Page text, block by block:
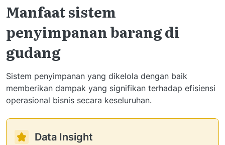
Manfaat sistem
penyimpanan barang di
gudang
Sistem penyimpanan yang dikelola dengan baik
memberikan dampak yang signifikan terhadap efisiensi
operasional bisnis secara keseluruhan.
Data Insight